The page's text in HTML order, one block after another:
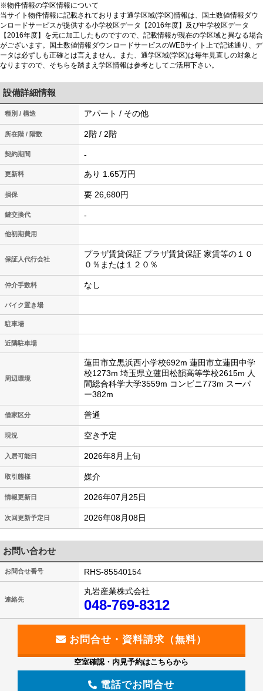
※物件情報の学区情報について
当サイト物件情報に記載されております通学区域(学区)情報は、国土数値情報ダウ
ンロードサービスが提供する小学校区データ【2016年度】及び中学校区データ
【2016年度】を元に加工したものですので、記載情報が現在の学区域と異なる場合
がございます。国土数値情報ダウンロードサービスのWEBサイト上で記述通り、デ
ータは必ずしも正確とは言えません。また、通学区域(学区)は毎年見直しの対象と
なりますので、そちらを踏まえ学区情報は参考としてご活用下さい。
設備詳細情報
種別 / 構造 アパート / その他
所在階 / 階数 2階 / 2階
契約期間 -
更新料 あり 1.65万円
損保 要 26,680円
鍵交換代 -
他初期費用
保証人代行会社
プラザ賃貸保証 プラザ賃貸保証 家賃等の１０
０％または１２０％
仲介手数料 なし
バイク置き場
駐車場
近隣駐車場
周辺環境
蓮田市立黒浜西小学校692m 蓮田市立蓮田中学
校1273m 埼玉県立蓮田松韻高等学校2615m 人
間総合科学大学3559m コンビニ773m スーパ
ー382m
借家区分 普通
現況 空き予定
入居可能日 2026年8月上旬
取引態様 媒介
情報更新日 2026年07月25日
次回更新予定日 2026年08月08日
お問い合わせ
お問合せ番号 RHS-85540154
連絡先
丸岩産業株式会社
048-769-8312
空室確認・内見予約はこちらから
電話でお問合せ